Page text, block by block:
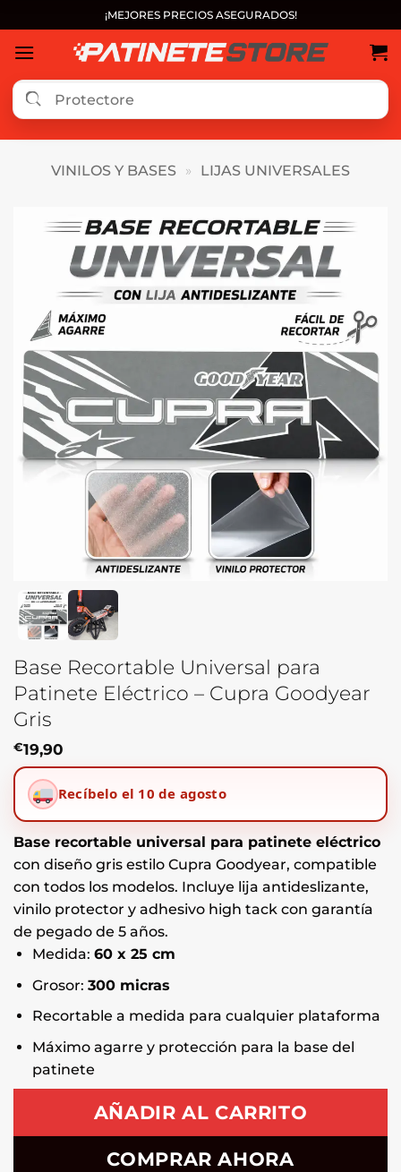
al
contenido
¡MEJORES PRECIOS ASEGURADOS!
VINILOS Y BASES » LIJAS UNIVERSALES
Base Recortable Universal para
Patinete Eléctrico – Cupra Goodyear
Gris
€19,90
Recíbelo el 10 de agosto
Base recortable universal para patinete eléctrico
con diseño gris estilo Cupra Goodyear, compatible
con todos los modelos. Incluye lija antideslizante,
vinilo protector y adhesivo high tack con garantía
de pegado de 5 años.
Medida: 60 x 25 cm
Grosor: 300 micras
Recortable a medida para cualquier plataforma
Máximo agarre y protección para la base del
patinete
AÑADIR AL CARRITO
COMPRAR AHORA